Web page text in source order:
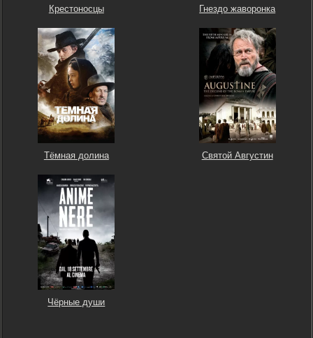
Крестоносцы Гнездо жаворонка
Тёмная долина Святой Августин
Чёрные души